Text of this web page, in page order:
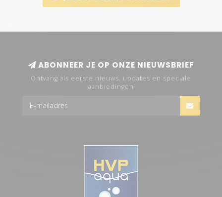
ABONNEER JE OP ONZE NIEUWSBRIEF
Ontvang als eerste nieuws, updates en speciale
aanbiedingen